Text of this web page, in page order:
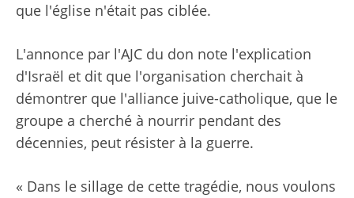
que l'église n'était pas ciblée.
L'annonce par l'AJC du don note l'explication
d'Israël et dit que l'organisation cherchait à
démontrer que l'alliance juive-catholique, que le
groupe a cherché à nourrir pendant des
décennies, peut résister à la guerre.
« Dans le sillage de cette tragédie, nous voulons